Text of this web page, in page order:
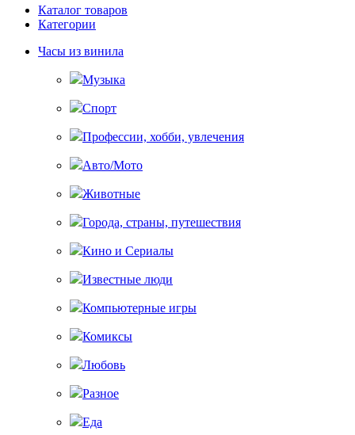
Каталог товаров
Категории
Часы из винила
Музыка
Спорт
Профессии, хобби, увлечения
Авто/Мото
Животные
Города, страны, путешествия
Кино и Сериалы
Известные люди
Компьютерные игры
Комиксы
Любовь
Разное
Еда